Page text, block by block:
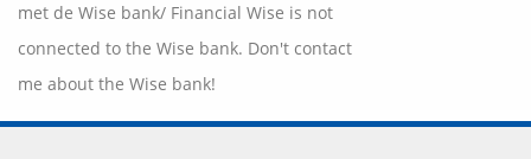
met de Wise bank/ Financial Wise is not
connected to the Wise bank. Don't contact
me about the Wise bank!